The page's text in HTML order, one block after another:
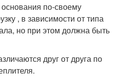
по-своему
, в зависимости от типа
но при этом должна быть
друг от друга по